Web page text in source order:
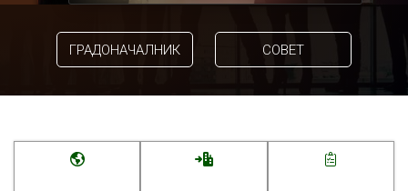
ГРАДОНАЧАЛНИК СОВЕТ